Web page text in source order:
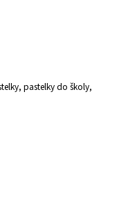
pastelky do školy,